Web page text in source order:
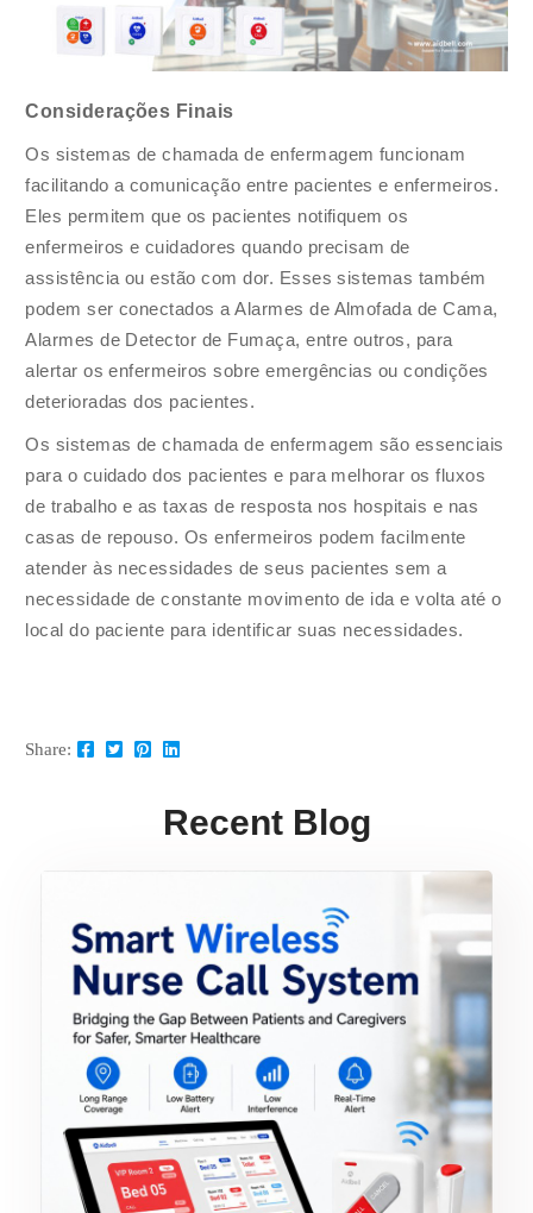
Considerações Finais
Os sistemas de chamada de enfermagem funcionam
facilitando a comunicação entre pacientes e enfermeiros.
Eles permitem que os pacientes notifiquem os
enfermeiros e cuidadores quando precisam de
assistência ou estão com dor. Esses sistemas também
podem ser conectados a Alarmes de Almofada de Cama,
Alarmes de Detector de Fumaça, entre outros, para
alertar os enfermeiros sobre emergências ou condições
deterioradas dos pacientes.
Os sistemas de chamada de enfermagem são essenciais
para o cuidado dos pacientes e para melhorar os fluxos
de trabalho e as taxas de resposta nos hospitais e nas
casas de repouso. Os enfermeiros podem facilmente
atender às necessidades de seus pacientes sem a
necessidade de constante movimento de ida e volta até o
local do paciente para identificar suas necessidades.
Share:
Recent Blog